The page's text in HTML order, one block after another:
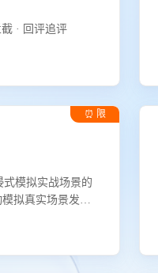
售后智能客服 · 智能建单 · 物流拦截 · 回评追评
⏰ 限
模拟实战场景的
拟真实场景发生